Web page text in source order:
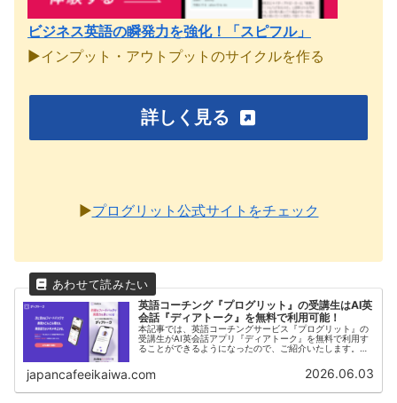
ビジネス英語の瞬発力を強化！「スピフル」
▶︎インプット・アウトプットのサイクルを作る
詳しく見る
▶︎プログリット公式サイトをチェック
英語コーチング『プログリット』の受講生はAI英
会話『ディアトーク』を無料で利用可能！
本記事では、英語コーチングサービス『プログリット』の
受講生がAI英会話アプリ『ディアトーク』を無料で利用す
ることができるようになったので、ご紹介いたします。デ
運営する株式会社プログリットが開発したビジネス特化型
英会話アプリです。
japancafeeikaiwa.com 2026.06.03